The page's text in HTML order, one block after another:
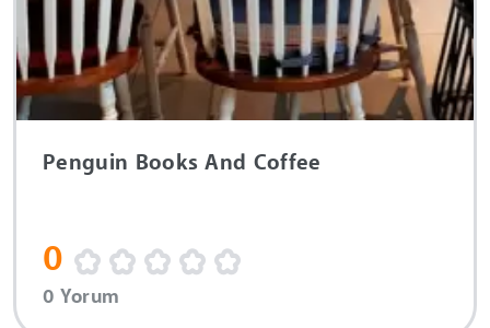
Penguin Books And Coffee
0
0 Yorum